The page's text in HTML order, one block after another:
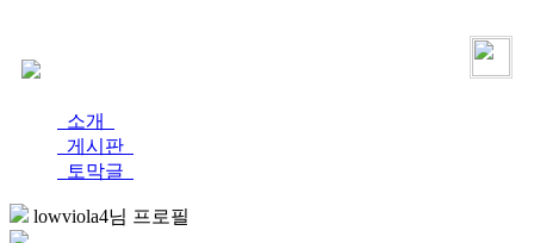
소개
게시판
토막글
lowviola4님 프로필